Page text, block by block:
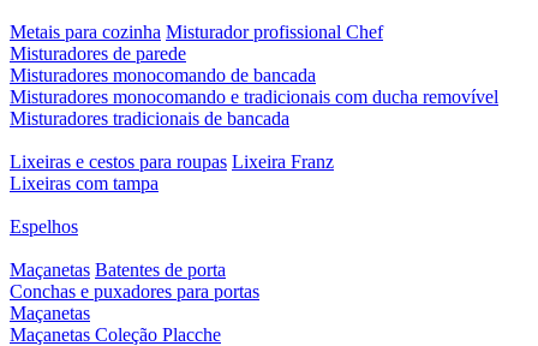
Metais para cozinha Misturador profissional Chef
Misturadores de parede
Misturadores monocomando de bancada
Misturadores monocomando e tradicionais com ducha removível
Misturadores tradicionais de bancada
Lixeiras e cestos para roupas Lixeira Franz
Lixeiras com tampa
Espelhos
Maçanetas Batentes de porta
Conchas e puxadores para portas
Maçanetas
Maçanetas Coleção Placche